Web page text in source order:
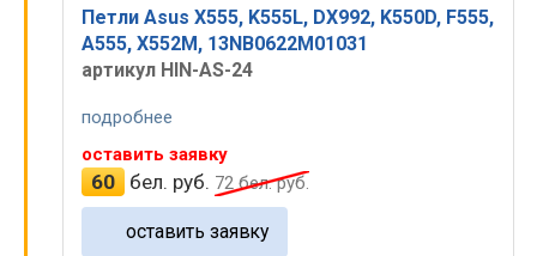
Петли Asus X555, K555L, DX992, K550D, F555,
A555, X552M, 13NB0622M01031
артикул HIN-AS-24
подробнее
оставить заявку
60 бел. руб. 72 бел. руб.
оставить заявку